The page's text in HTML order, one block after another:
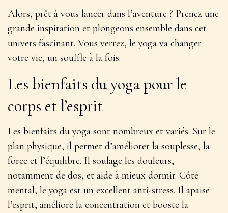
Alors, prêt à vous lancer dans l’aventure ? Prenez une
grande inspiration et plongeons ensemble dans cet
univers fascinant. Vous verrez, le yoga va changer
votre vie, un souffle à la fois.
Les bienfaits du yoga pour le
corps et l’esprit
Les bienfaits du yoga sont nombreux et variés. Sur le
plan physique, il permet d’améliorer la souplesse, la
force et l’équilibre. Il soulage les douleurs,
notamment de dos, et aide à mieux dormir. Côté
mental, le yoga est un excellent anti-stress. Il apaise
l’esprit, améliore la concentration et booste la